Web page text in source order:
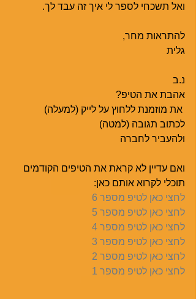
ואל תשכחי לספר לי איך זה עבד לך.
להתראות מחר,
גלית
נ.ב
אהבת את הטיפ?
לכתוב תגובה (למטה)
ולהעביר לחברה
ואם עדיין לא קראת את הטיפים הקודמים
תוכלי לקרוא אותם כאן:
לחצי כאן לטיפ מספר 6
לחצי כאן לטיפ מספר 5
לחצי כאן לטיפ מספר 4
לחצי כאן לטיפ מספר 3
לחצי כאן לטיפ מספר 2
לחצי כאן לטיפ מספר 1